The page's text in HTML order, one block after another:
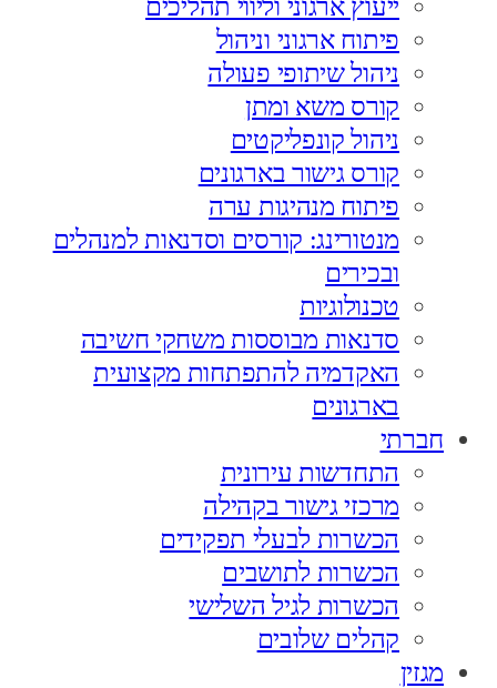
ייעוץ ארגוני וליווי תהליכים
פיתוח ארגוני וניהול
ניהול שיתופי פעולה
קורס משא ומתן
ניהול קונפליקטים
קורס גישור בארגונים
פיתוח מנהיגות ערה
מנטורינג: קורסים וסדנאות למנהלים
ובכירים
טכנולוגיות
סדנאות מבוססות משחקי חשיבה
האקדמיה להתפתחות מקצועית
בארגונים
חברתי
התחדשות עירונית
מרכזי גישור בקהילה
הכשרות לבעלי תפקידים
הכשרות לתושבים
הכשרות לגיל השלישי
קהלים שלובים
מגזין